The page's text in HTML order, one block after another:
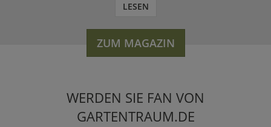
LESEN
ZUM MAGAZIN
WERDEN SIE FAN VON
GARTENTRAUM.DE